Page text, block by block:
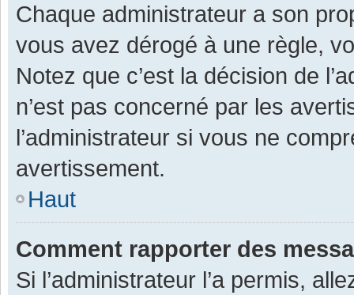
Chaque administrateur a son
vous avez dérogé à une règle,
Notez que c’est la décision de
n’est pas concerné par les
l’administrateur si vous ne
avertissement.
Haut
Comment rapporter des
Si l’administrateur l’a permis,